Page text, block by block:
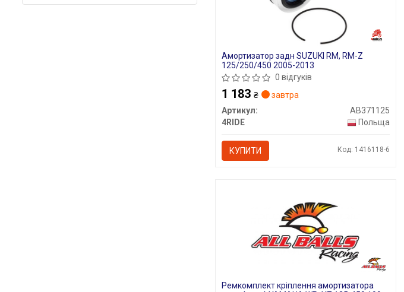
Амортизатор задн SUZUKI RM, RM-Z
125/250/450 2005-2013
0 відгуків
1 183 ₴
завтра
Артикул:
AB371125
4RIDE
Польща
КУПИТИ Код: 1416118-6
Ремкомплект кріплення амортизатора